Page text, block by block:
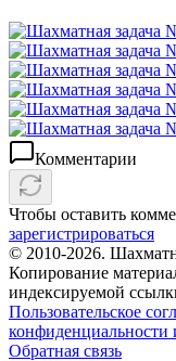
Комментарии
Чтобы оставить
зарегистрироваться
© 2010-2026.
Копирование
индексируемой
Пользовательское
конфиденциальности
Обратная связь